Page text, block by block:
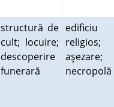
structură de
cult; locuire;
descoperire
funerară
edificiu
religios;
aşezare;